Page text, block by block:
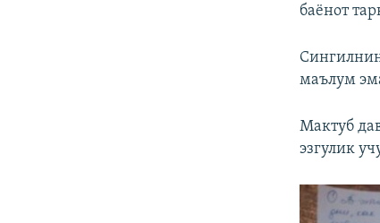
баёнот
маълум
Мактуб
эзгулик